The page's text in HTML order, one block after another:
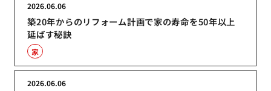
築20年からのリフォーム計画で家の寿命を50年以上
延ばす秘訣
2026.06.06
家
2026.06.06